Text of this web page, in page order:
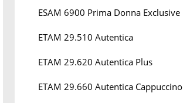
ESAM 6900 Prima Donna Exclusive
ETAM 29.510 Autentica
ETAM 29.620 Autentica Plus
ETAM 29.660 Autentica Cappuccino